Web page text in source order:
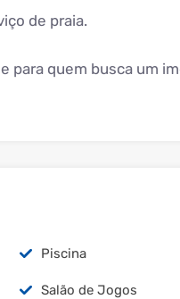
de praia.
para quem busca um
Piscina
Salão de Jogos